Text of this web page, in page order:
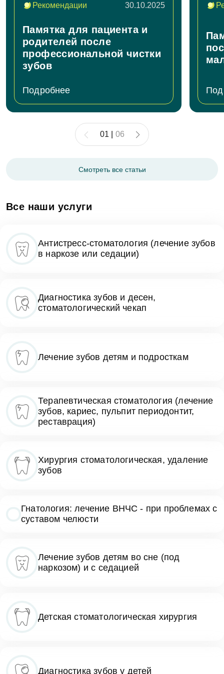
01 06
Рекомендации 30.10.2025
Памятка для пациента и
родителей после
профессиональной чистки
зубов
Подробнее
Смотреть все статьи
Все наши услуги
Антистресс-стоматология (лечение зубов
в наркозе или седации)
Диагностика зубов и десен,
стоматологический чекап
Лечение зубов детям и подросткам
Терапевтическая стоматология (лечение
зубов, кариес, пульпит периодонтит,
реставрация)
Хирургия стоматологическая, удаление
зубов
Гнатология: лечение ВНЧС - при проблемах с
суставом челюсти
Лечение зубов детям во сне (под
наркозом) и с седацией
Детская стоматологическая хирургия
Диагностика зубов у детей